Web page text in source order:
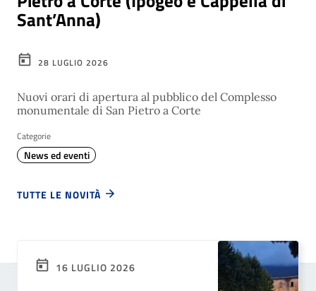
Sant’Anna)
28 LUGLIO 2026
Nuovi orari di apertura al pubblico del Complesso
monumentale di San Pietro a Corte
Categorie
News ed eventi
TUTTE LE NOVITÀ
16 LUGLIO 2026